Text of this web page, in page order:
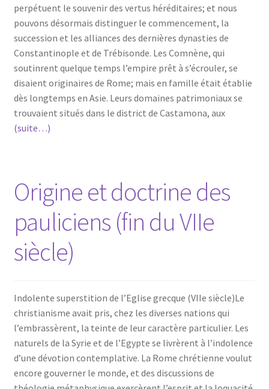
perpétuent le souvenir des vertus héréditaires; et nous
pouvons désormais distinguer le commencement, la
succession et les alliances des dernières dynasties de
Constantinople et de Trébisonde. Les Comnène, qui
soutinrent quelque temps l’empire prêt à s’écrouler, se
disaient originaires de Rome; mais en famille était établie
dès longtemps en Asie. Leurs domaines patrimoniaux se
trouvaient situés dans le district de Castamona, aux
(suite…)
Origine et doctrine des
pauliciens (fin du VIIe
siècle)
Indolente superstition de l’Eglise grecque (VIIe siècle)Le
christianisme avait pris, chez les diverses nations qui
l’embrassèrent, la teinte de leur caractère particulier. Les
naturels de la Syrie et de l’Egypte se livrèrent à l’indolence
d’une dévotion contemplative. La Rome chrétienne voulut
encore gouverner le monde, et des discussions de